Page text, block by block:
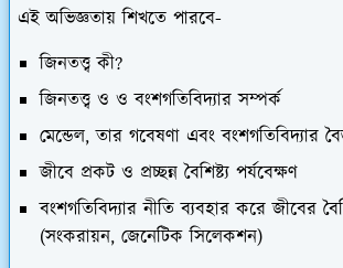
এই অভিজ্ঞতায় শিখতে পারবে-
জিনতত্ত্ব কী?
জিনতত্ত্ব ও ও বংশগতিবিদ্যার সম্পর্ক
মেন্ডেল, তার গবেষণা এবং বংশগতিবিদ্যার
জীবে প্রকট ও প্রচ্ছন্ন বৈশিষ্ট্য পর্যবেক্ষণ
বংশগতিবিদ্যার নীতি ব্যবহার করে জীবের
(সংকরায়ন, জেনেটিক সিলেকশন)